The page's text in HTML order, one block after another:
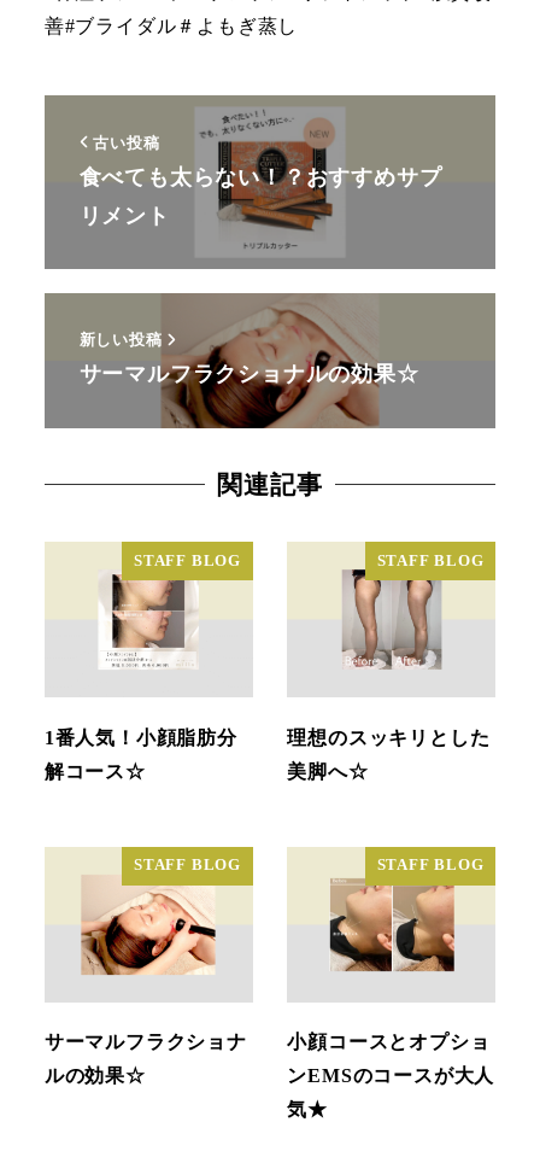
善#ブライダル＃よもぎ蒸し
古い投稿
食べても太らない！？おすすめサプ
リメント
新しい投稿
サーマルフラクショナルの効果☆
関連記事
STAFF BLOG
1番人気！小顔脂肪分
解コース☆
STAFF BLOG
理想のスッキリとした
美脚へ☆
STAFF BLOG
サーマルフラクショナ
ルの効果☆
STAFF BLOG
小顔コースとオプショ
ンEMSのコースが大人
気★